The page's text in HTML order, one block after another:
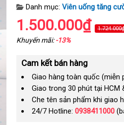
Danh mục: Viên uống tăng
1.500.000₫ 1.724.000₫
Khuyến mãi:-13%
Cam kết bán hàng
Giao hàng toàn quốc (miễn
Giao trong 30 phút tại HCM
Che tên sản phẩm khi giao
24/7 Hotline: 0938411000